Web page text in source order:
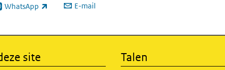
WhatsApp
link) E-mail
site Talen